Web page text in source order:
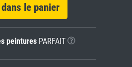
le panier
peinturesPARFAIT